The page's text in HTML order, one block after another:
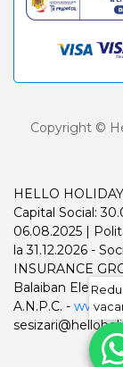
Copyright ©
HELLO
Capital Social:
06.08.2025 |
la 31.12.2026 -
INSURANCE
Balaiban Elena
A.N.P.C. -